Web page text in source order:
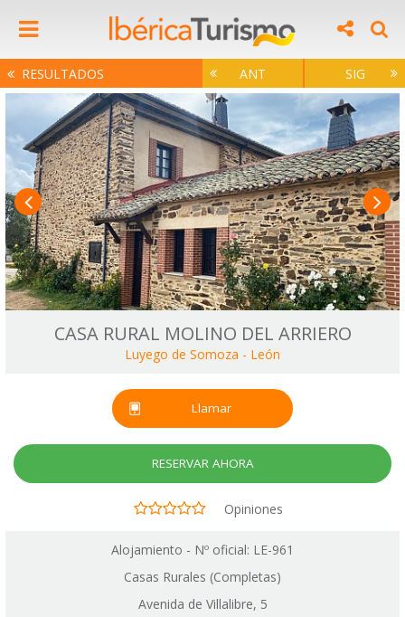
RESULTADOS ANT SIG
CASA RURAL MOLINO DEL ARRIERO
Luyego de Somoza - León
Llamar
RESERVAR AHORA
Opiniones
Alojamiento - Nº oficial: LE-961
Casas Rurales (Completas)
Avenida de Villalibre, 5